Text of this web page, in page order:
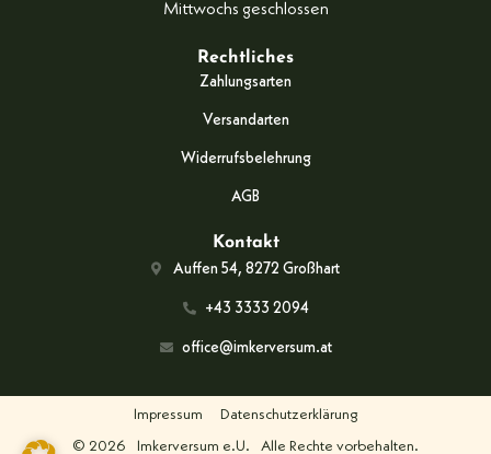
Mittwochs geschlossen
Rechtliches
Zahlungsarten
Versandarten
Widerrufsbelehrung
AGB
Kontakt
Auffen 54, 8272 Großhart
+43 3333 2094
office@imkerversum.at
Impressum Datenschutzerklärung
© 2026 Imkerversum e.U. Alle Rechte vorbehalten.